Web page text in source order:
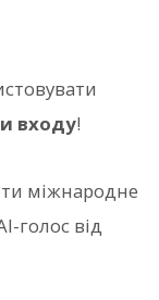
входу!
міжнародне
голос від